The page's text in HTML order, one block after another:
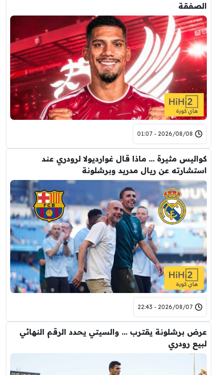
الصفقة
2026/08/08 - 01:07
كواليس مثيرة … ماذا قال غوارديولا لرودري عند
استشارته عن ريال مدريد وبرشلونة
2026/08/07 - 22:43
عرض برشلونة يقترب … والسيتي يحدد الرقم النهائي
لبيع رودري